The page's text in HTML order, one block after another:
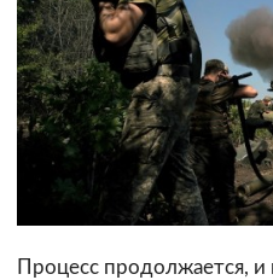
Процесс продолжается, и